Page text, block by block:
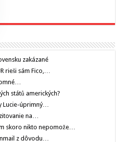
zakázané
rieši sám Fico,…
států amerických?
Lucie-úprimný…
na…
skoro nikto nepomože…
z dôvodu…